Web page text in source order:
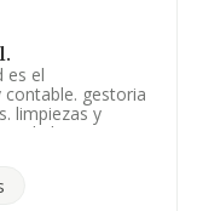
es el
gestoria
limpiezas y
de bienes
inscrita en el
artículos de